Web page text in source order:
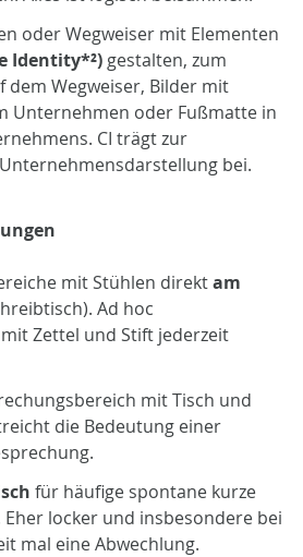
oder Wegweiser mit Elementen
Identity*²) gestalten, zum
dem Wegweiser, Bilder mit
Unternehmen oder Fußmatte in
CI trägt zur
bei.
mit Stühlen direktam
Ad hoc
Zettel und Stift jederzeit
mit Tisch und
die Bedeutung einer
für häufige spontane kurze
Eher locker und insbesondere bei
mal eine Abwechlung.